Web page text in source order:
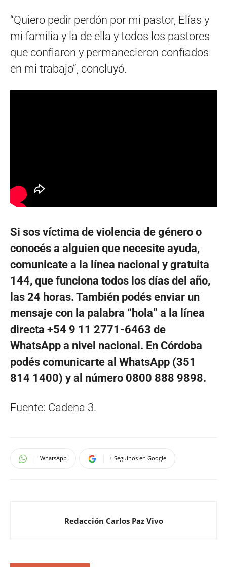
“Quiero pedir perdón por mi pastor, Elías y
mi familia y la de ella y todos los pastores
que confiaron y permanecieron confiados
en mi trabajo”, concluyó.
Si sos víctima de violencia de género o
conocés a alguien que necesite ayuda,
comunicate a la línea nacional y gratuita
144, que funciona todos los días del año,
las 24 horas. También podés enviar un
mensaje con la palabra “hola” a la línea
directa +54 9 11 2771-6463 de
WhatsApp a nivel nacional. En Córdoba
podés comunicarte al WhatsApp (351
814 1400) y al número 0800 888 9898.
Fuente: Cadena 3.
WhatsApp + Seguinos en Google
Redacción Carlos Paz Vivo